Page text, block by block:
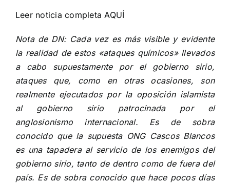
Leer noticia completa AQUÍ
Nota de DN: Cada vez es más visible y evidente
la realidad de estos «ataques químicos» llevados
a cabo supuestamente por el gobierno sirio,
ataques que, como en otras ocasiones, son
realmente ejecutados por la oposición islamista
al gobierno sirio patrocinada por el
anglosionismo internacional. Es de sobra
conocido que la supuesta ONG Cascos Blancos
es una tapadera al servicio de los enemigos del
gobierno sirio, tanto de dentro como de fuera del
país. Es de sobra conocido que hace pocos días